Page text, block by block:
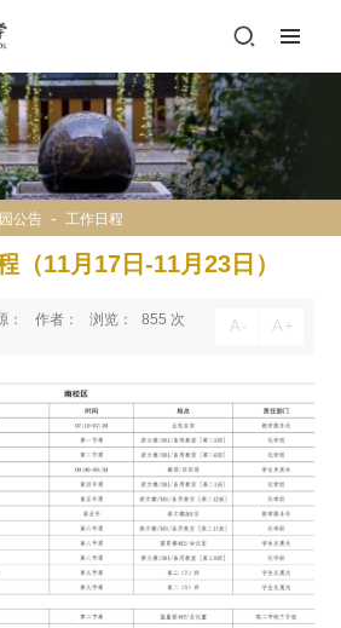
公告 - 工作日程
（11月17日-11月23日）
： 作者： 浏览： 855 次 A - A +